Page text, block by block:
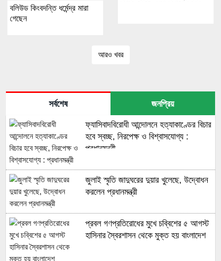
বলিউড কিংবদন্তি ধর্মেন্দ্র মারা
গেছেন
আরও খবর
সর্বশেষ জনপ্রিয়
ফ্যাসিবাদবিরোধী আন্দোলনে হত্যাকাণ্ডের বিচার
হবে স্বচ্ছ, নিরপেক্ষ ও বিশ্বাসযোগ্য :
প্রধানমন্ত্রী
জুলাই স্মৃতি জাদুঘরের দুয়ার খুলেছে, উদ্বোধন
করলেন প্রধানমন্ত্রী
প্রবল গণপ্রতিরোধের মুখে চব্বিশের ৫ আগস্ট
হাসিনার স্বৈরশাসন থেকে মুক্ত হয় বাংলাদেশ